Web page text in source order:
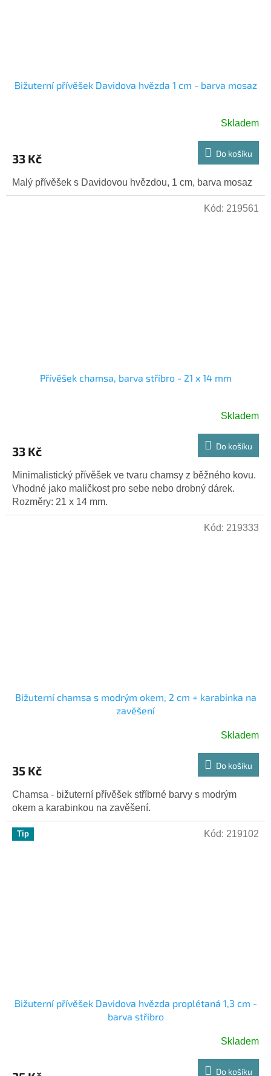
Bižuterní přívěšek Davidova hvězda 1 cm - barva mosaz
Skladem
33 Kč Do košíku
Malý přívěšek s Davidovou hvězdou, 1 cm, barva mosaz
Přívěšek chamsa, barva stříbro - 21 x 14 mm
Skladem
33 Kč Do košíku
Minimalistický přívěšek ve tvaru chamsy z běžného kovu.
Vhodné jako maličkost pro sebe nebo drobný dárek.
Rozměry: 21 x 14 mm.
Kód: 219561
Bižuterní chamsa s modrým okem, 2 cm + karabinka na
zavěšení
Skladem
35 Kč Do košíku
Chamsa - bižuterní přívěšek stříbrné barvy s modrým
okem a karabinkou na zavěšení.
Kód: 219333
Tip
Bižuterní přívěšek Davidova hvězda proplétaná 1,3 cm -
barva stříbro
Skladem
Do košíku
Kód: 219102